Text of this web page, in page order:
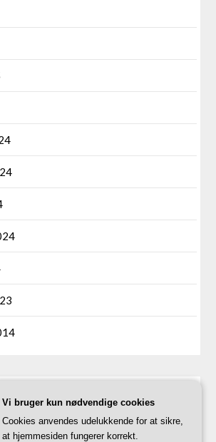
Vi bruger kun nødvendige cookies
Cookies anvendes udelukkende for at sikre,
at hjemmesiden fungerer korrekt.